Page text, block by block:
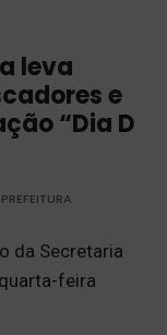
leva
e
“Dia D
da Secretaria
feira